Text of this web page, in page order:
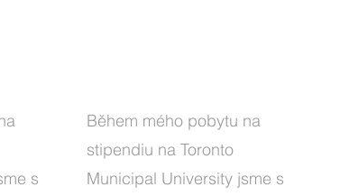
s
Během mého pobytu na
stipendiu na Toronto
Municipal University jsme s